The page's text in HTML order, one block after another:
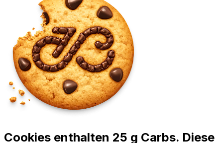
Cookies enthalten 25 g Carbs. Diese